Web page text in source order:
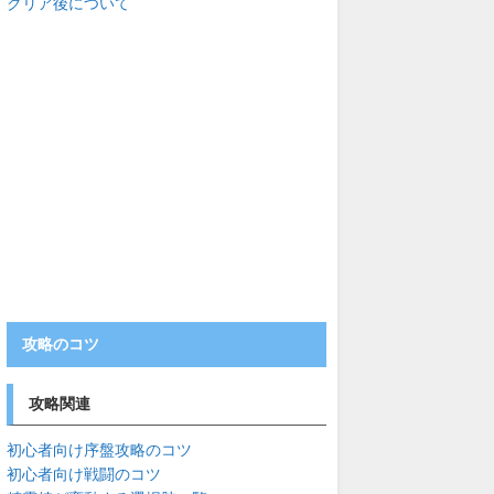
クリア後について
攻略のコツ
攻略関連
初心者向け序盤攻略のコツ
初心者向け戦闘のコツ